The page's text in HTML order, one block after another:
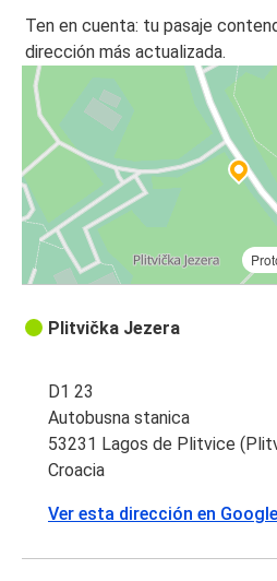
Ten en cuenta: tu pasaje
dirección más actualizada.
Plitvička Jezera
D1 23
Autobusna stanica
53231 Lagos de Plitvice
Croacia
Ver esta dirección en